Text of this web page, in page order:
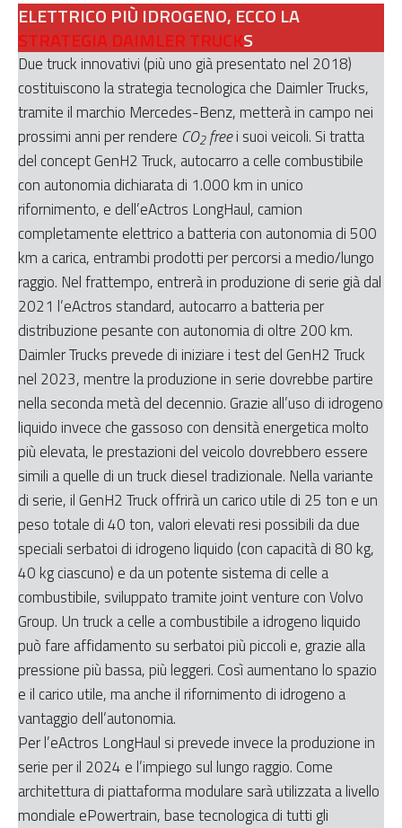
ELETTRICO PIÙ IDROGENO, ECCO LA
STRATEGIA DAIMLER TRUCKS
Due truck innovativi (più uno già presentato nel 2018)
costituiscono la strategia tecnologica che Daimler Trucks,
tramite il marchio Mercedes-Benz, metterà in campo nei
prossimi anni per rendere CO2freei suoi veicoli. Si tratta
del concept GenH2 Truck, autocarro a celle combustibile
con autonomia dichiarata di 1.000 km in unico
rifornimento, e dell’eActros LongHaul, camion
completamente elettrico a batteria con autonomia di 500
km a carica, entrambi prodotti per percorsi a medio/lungo
raggio. Nel frattempo, entrerà in produzione di serie già dal
2021 l’eActros standard, autocarro a batteria per
distribuzione pesante con autonomia di oltre 200 km.
Daimler Trucks prevede di iniziare i test del GenH2 Truck
nel 2023, mentre la produzione in serie dovrebbe partire
nella seconda metà del decennio. Grazie all’uso di idrogeno
liquido invece che gassoso con densità energetica molto
più elevata, le prestazioni del veicolo dovrebbero essere
simili a quelle di un truck diesel tradizionale. Nella variante
di serie, il GenH2 Truck offrirà un carico utile di 25 ton e un
peso totale di 40 ton, valori elevati resi possibili da due
speciali serbatoi di idrogeno liquido (con capacità di 80 kg,
40 kg ciascuno) e da un potente sistema di celle a
combustibile, sviluppato tramite joint venture con Volvo
Group. Un truck a celle a combustibile a idrogeno liquido
può fare affidamento su serbatoi più piccoli e, grazie alla
pressione più bassa, più leggeri. Così aumentano lo spazio
e il carico utile, ma anche il rifornimento di idrogeno a
vantaggio dell’autonomia.
Per l’eActros LongHaul si prevede invece la produzione in
serie per il 2024 e l’impiego sul lungo raggio. Come
architettura di piattaforma modulare sarà utilizzata a livello
mondiale ePowertrain, base tecnologica di tutti gli